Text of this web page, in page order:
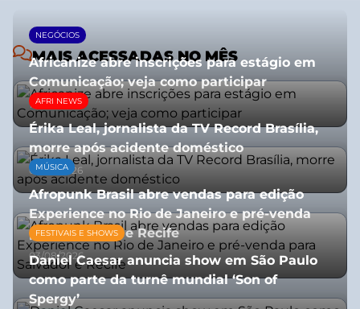
MAIS ACESSADAS NO MÊS
NEGÓCIOS
Africanize abre inscrições para estágio em
Comunicação; veja como participar
13/01/2026
AFRI NEWS
Érika Leal, jornalista da TV Record Brasília,
morre após acidente doméstico
08/07/2026
MÚSICA
Afropunk Brasil abre vendas para edição
Experience no Rio de Janeiro e pré-venda
para Salvador e Recife
03/08/2026
FESTIVAIS E SHOWS
Daniel Caesar anuncia show em São Paulo
como parte da turnê mundial ‘Son of
Spergy’